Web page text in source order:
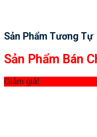
Sản Phẩm Tương Tự
Sản Phẩm Bán
Giảm giá!